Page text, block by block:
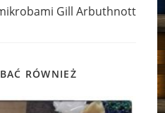
Gill Arbuthnott
RÓWNIEŻ